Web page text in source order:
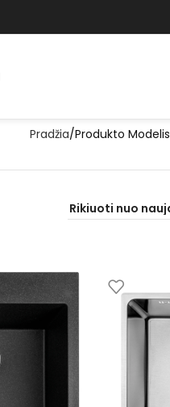
Pradžia Produkto Modelis